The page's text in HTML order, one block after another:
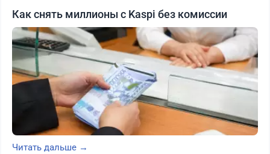
Как снять миллионы с Kaspi без комиссии
Читать дальше →